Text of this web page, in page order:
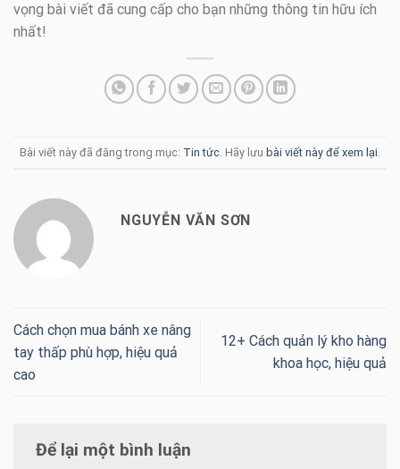
vọng bài viết đã cung cấp cho bạn những thông tin hữu ích
nhất!
Bài viết này đã đăng trong mục: Tin tức . Hãy lưu bài viết này để xem lại
NGUYỄN VĂN SƠN
Cách chọn mua bánh xe nâng
tay thấp phù hợp, hiệu quả
cao
12+ Cách quản lý kho hàng
khoa học, hiệu quả
Để lại một bình luận